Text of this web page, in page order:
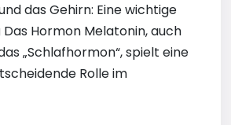
das Gehirn: Eine wichtige
Hormon Melatonin, auch
„Schlafhormon“, spielt eine
Rolle im